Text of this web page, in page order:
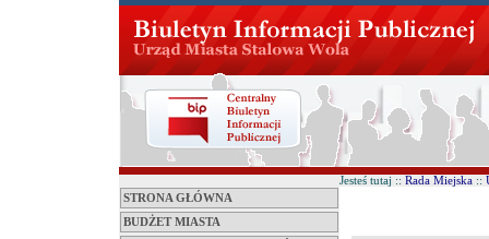
STRONA GŁÓWNA
BUDŻET MIASTA
Jesteś tutaj :: Rada Miejska ::